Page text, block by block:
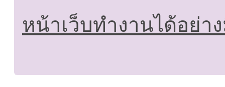
หน้าเว็บทำงานได้อย่า